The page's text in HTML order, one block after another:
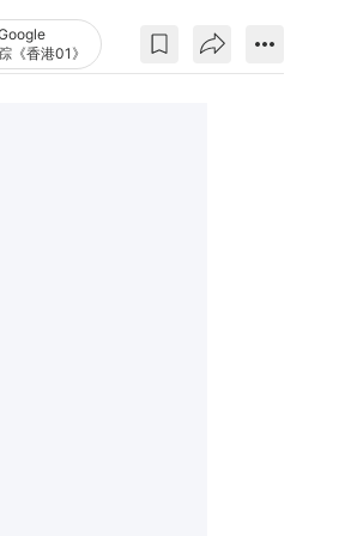
《香港01》